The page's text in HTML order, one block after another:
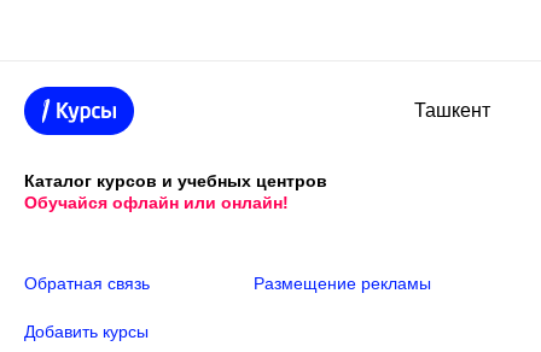
Ташкент
Каталог курсов и учебных центров
Обучайся офлайн или онлайн!
Обратная связь Размещение рекламы
Добавить курсы